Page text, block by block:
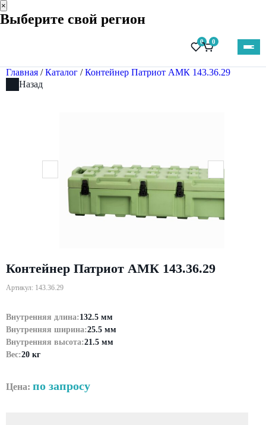
×
Выберите свой регион
0 0
Главная / Каталог / Контейнер Патриот АМК 143.36.29
Назад
Контейнер Патриот АМК 143.36.29
Артикул: 143.36.29
Внутренняя длина:132.5 мм
Внутренняя ширина:25.5 мм
Внутренняя высота:21.5 мм
Вес:20 кг
Цена: по запросу